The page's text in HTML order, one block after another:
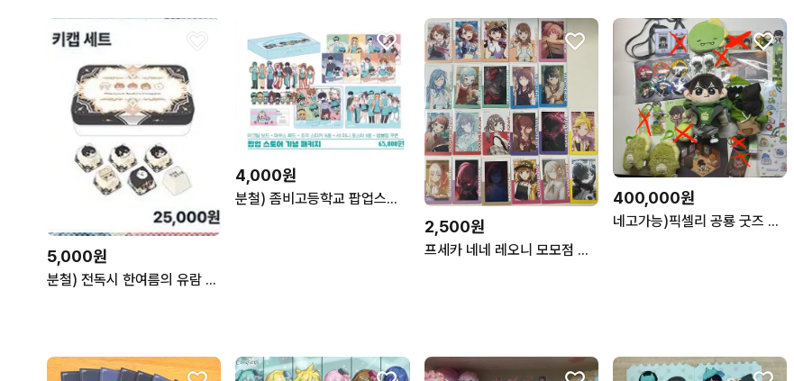
5,000원
분철) 전독시 한여름의 유람 팝업 키캡 전지적 독자 시점 김독자 유중혁
4,000원
분철) 좀비고등학교 팝업스토어 기념 패키지
2,500원
프세카 네네 레오니 모모점 이픽카드 판매
400,000원
네고가능)픽셀리 공룡 굿즈 판매